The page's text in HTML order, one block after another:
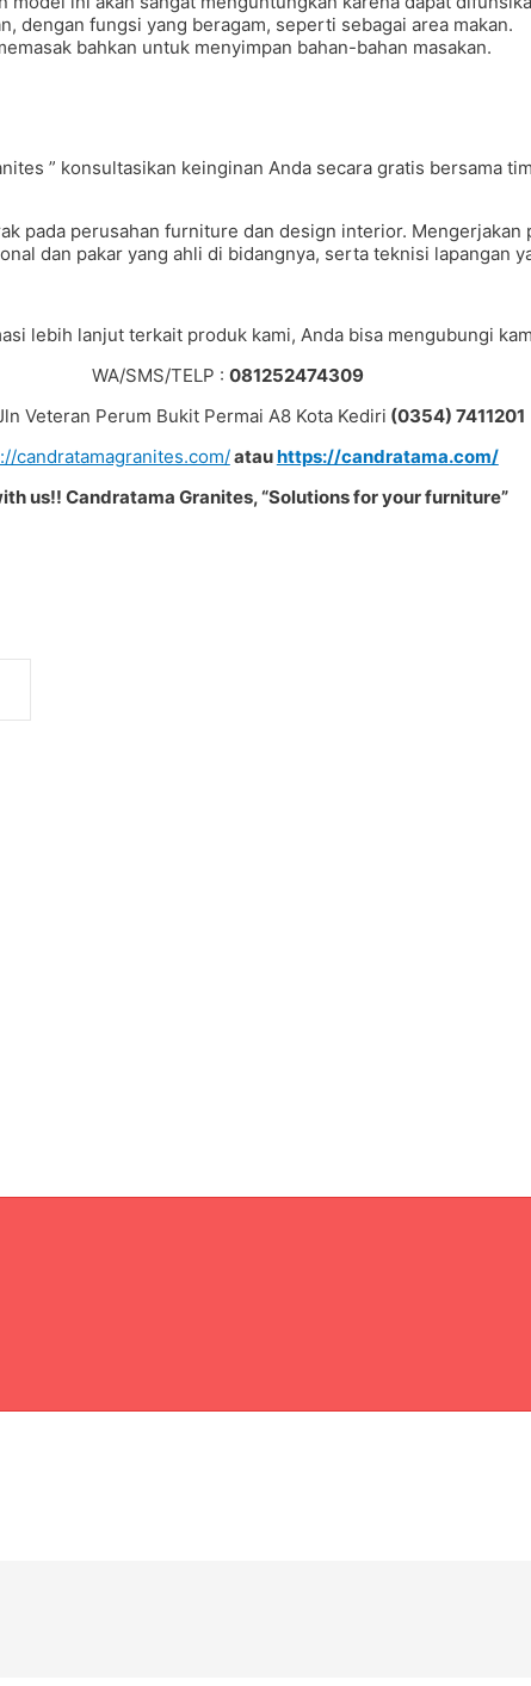
dengan fungsi yang beragam, seperti sebagai area makan.
bahkan untuk menyimpan bahan-bahan masakan.
” konsultasikan keinginan Anda secara gratis
pada perusahan furniture dan design interior.
dan pakar yang ahli di bidangnya, serta teknisi lapangan
lebih lanjut terkait produk kami, Anda bisa mengubungi
WA/SMS/TELP : 081252474309
Veteran Perum Bukit Permai A8 Kota Kediri (0354) 7411201
candratamagranites.com/atauhttps://candratama.com/
us!! Candratama Granites, “Solutions for your furniture”